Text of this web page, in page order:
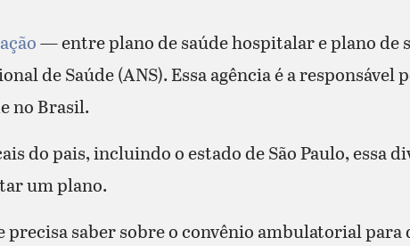
— entre plano de saúde hospitalar e plano de
de Saúde (ANS). Essa agência é a
no Brasil.
do pais, incluindo o estado de São Paulo, essa
um plano.
precisa saber sobre o convênio ambulatorial para